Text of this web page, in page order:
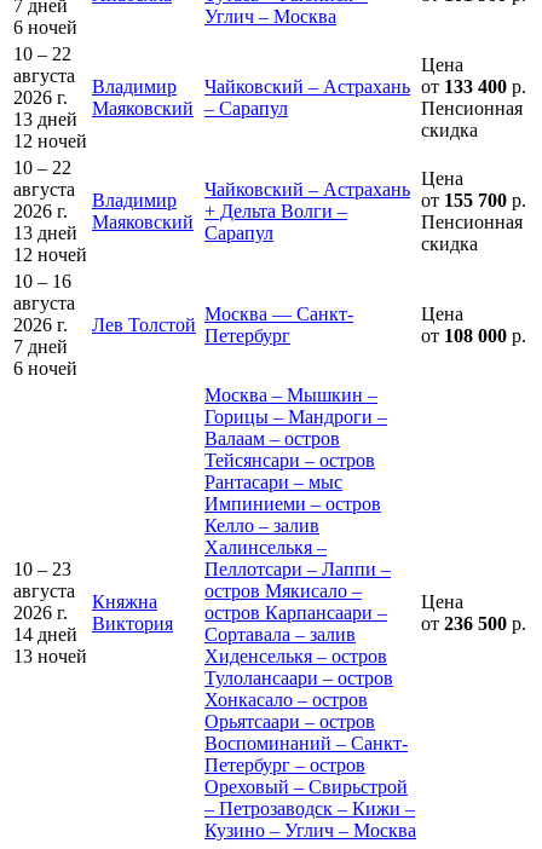
7 дней
6 ночей
Углич – Москва
10 – 22
августа
2026 г.
13 дней
12 ночей
Владимир
Маяковский
Чайковский – Астрахань
– Сарапул
Цена
от 133 400 р.
Пенсионная
скидка
10 – 22
августа
2026 г.
13 дней
12 ночей
Владимир
Маяковский
Чайковский – Астрахань
+ Дельта Волги –
Сарапул
Цена
от 155 700 р.
Пенсионная
скидка
10 – 16
августа
2026 г.
7 дней
6 ночей
Лев Толстой
Москва — Санкт-
Петербург
Цена
от 108 000 р.
10 – 23
августа
2026 г.
14 дней
13 ночей
Княжна
Виктория
Москва – Мышкин –
Горицы – Мандроги –
Валаам – остров
Тейсянсари – остров
Рантасари – мыс
Импиниеми – остров
Келло – залив
Халинселькя –
Пеллотсари – Лаппи –
остров Мякисало –
остров Карпансаари –
Сортавала – залив
Хиденселькя – остров
Тулолансаари – остров
Хонкасало – остров
Орьятсаари – остров
Воспоминаний – Санкт-
Петербург – остров
Ореховый – Свирьстрой
– Петрозаводск – Кижи –
Кузино – Углич – Москва
Цена
от 236 500 р.